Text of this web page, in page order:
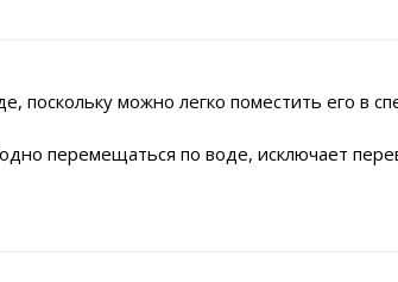
поскольку можно легко поместить его в
перемещаться по воде, исключает